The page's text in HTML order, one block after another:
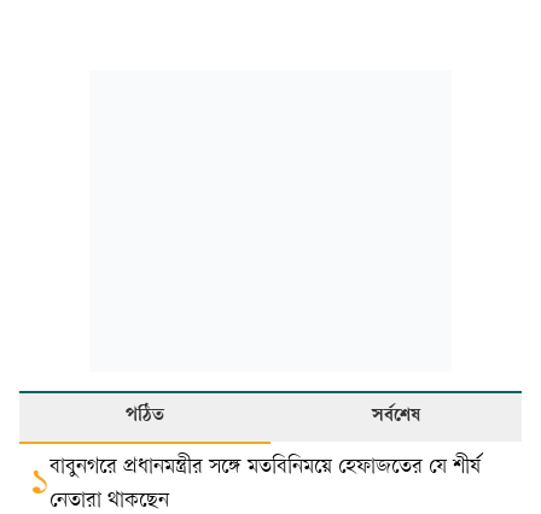
পঠিত সর্বশেষ
১বাবুনগরে প্রধানমন্ত্রীর সঙ্গে মতবিনিময়ে হেফাজতের যে শীর্ষ
নেতারা থাকছেন